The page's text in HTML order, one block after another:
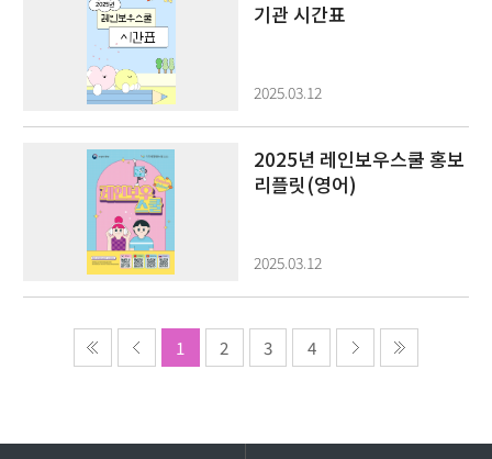
기관 시간표
2025.03.12
2025년 레인보우스쿨 홍보
리플릿(영어)
2025.03.12
1 2 3 4